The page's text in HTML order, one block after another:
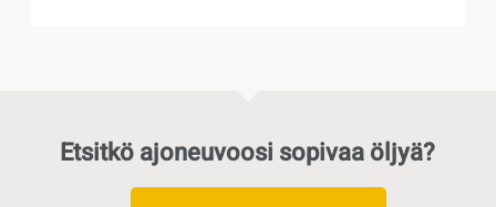
Etsitkö ajoneuvoosi sopivaa öljyä?